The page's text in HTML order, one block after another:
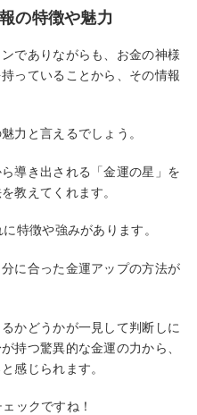
の特徴や魅力
でありながらも、お金の神様
っていることから、その情報
力と言えるでしょう。
導き出される「金運の星」を
教えてくれます。
特徴や強みがあります。
に合った金運アップの方法が
かどうかが一見して判断しに
持つ驚異的な金運の力から、
感じられます。
ックですね！